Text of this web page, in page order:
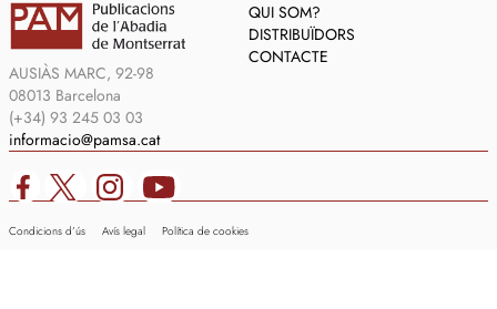
AUSIÀS MARC, 92-98
08013 Barcelona
(+34) 93 245 03 03
informacio@pamsa.cat
QUI SOM?
DISTRIBUÏDORS
CONTACTE
Condicions d’ús Avís legal Política de cookies